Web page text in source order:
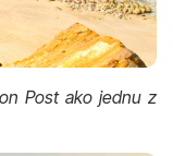
Post ako jednu z